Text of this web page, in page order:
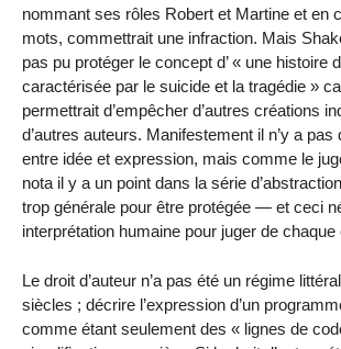
nommant ses rôles Robert et Martine et en
mots, commettrait une infraction. Mais
pas pu protéger le concept d’ « une histoire
caractérisée par le suicide et la tragédie »
permettrait d’empêcher d’autres créations
d’autres auteurs. Manifestement il n’y a pas
entre idée et expression, mais comme le
nota il y a un point dans la série
trop générale pour être protégée — et ceci
interprétation humaine pour juger de chaque
Le droit d’auteur n’a pas été un régime
siècles ; décrire l’expression d’un
comme étant seulement des « lignes de